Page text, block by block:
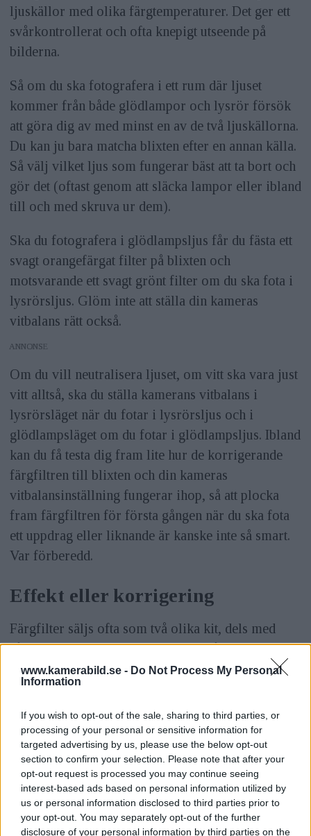
www.kamerabild.se - Do Not Process My Personal
Information
If you wish to opt-out of the sale, sharing to third parties, or
processing of your personal or sensitive information for
targeted advertising by us, please use the below opt-out
section to confirm your selection. Please note that after your
opt-out request is processed you may continue seeing
interest-based ads based on personal information utilized by
us or personal information disclosed to third parties prior to
your opt-out. You may separately opt-out of the further
disclosure of your personal information by third parties on the
ljuskällor med olika färgtemperaturer. Det ger ett
svårkontrollerat och ofta knepigt utseende på
bilderna.
Så om du ska fotografera i ett rum där ljuset
kommer från både glödlampor och lysrör försök
att göra dig av med minst en av de två ljuskällorna.
Du kan ju bara matcha blixten efter en annan källa.
Så välj vilket ljus som fungerar bäst att ta bort och
gör det (oftast genom att släcka lampor eller ibland
till och med skruva ur dem).
Ska du fotografera i glödlampsljus får du fästa ett
svagt orangefärgat filter på blixten och
motsvarande ett svagt grönt filter om du ska fota i
lysrörsljus. Glöm inte att ställa din kameras
vitbalans rätt också.
ANNONS
Om du vill neutralisera ljuset, om vitt ska vara just
vitt alltså, ska du ställa kamerans vitbalans i
lysrörsläget när du fotar i lysrörsljus och i
glödlampsläget om du fotar i glödlampsljus. Ibland
kan du få testa dig fram lite hur de korrigerande
färgfiltren till blixten och din kameras
vitbalansinställning fungerar ihop, så att plocka
fram färgfiltren för första gången när du ska fota
ett uppdrag eller liknande är kanske inte så smart.
Var förberedd.
Effekt eller korrigering
Färgfilter säljs ofta som två olika kit, dels med
sådana som vi har nämnt ovan, alltså filter som
används för att korrigera blixtljuset så att det
matchar andra ljuskällor.